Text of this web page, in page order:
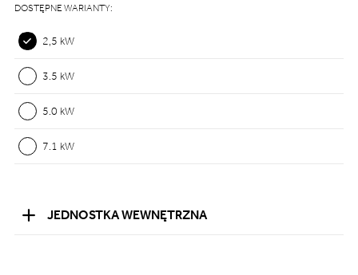
DOSTĘPNE WARIANTY:
2,5 kW
3.5 kW
5.0 kW
7.1 kW
JEDNOSTKA WEWNĘTRZNA